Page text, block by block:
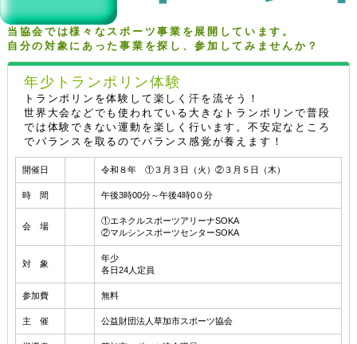
当協会では様々なスポーツ事業を展開しています。
自分の対象にあった事業を探し、参加してみませんか？
年少トランポリン体験
トランポリンを体験して楽しく汗を流そう！
世界大会などでも使われている大きなトランポリンで普段
では体験できない運動を楽しく行います。不安定なところ
でバランスを取るのでバランス感覚が養えます！
開催日 令和８年 ①３月３日（火）②３月５日（木）
時 間 午後3時00分～午後4時0０分
会 場
①エネクルスポーツアリーナSOKA
②マルシンスポーツセンターSOKA
対 象
年少
各日24人定員
参加費 無料
主 催 公益財団法人草加市スポーツ協会